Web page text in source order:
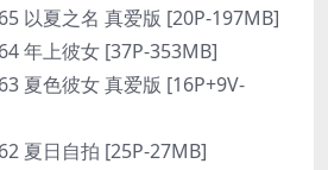
以夏之名 真爱版 [20P-197MB]
年上彼女 [37P-353MB]
夏色彼女 真爱版 [16P+9V-
夏日自拍 [25P-27MB]